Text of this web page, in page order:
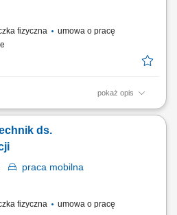
fizyczna
umowa o pracę
pokaż opis
pracy: mobilna – realizacje na
ds.
praca mobilna
fizyczna
umowa o pracę